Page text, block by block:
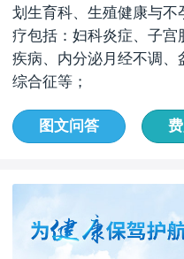
划生育科、生殖健康与
疗包括：妇科炎症、子宫
疾病、内分泌月经不调、
综合征等；
图文问答